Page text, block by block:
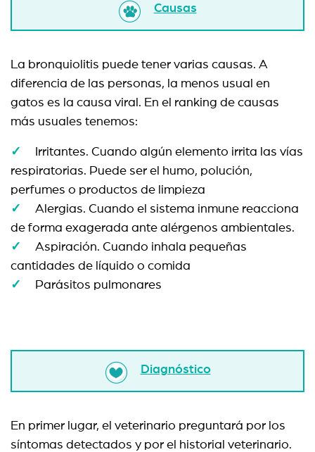
Causas
La bronquiolitis puede tener varias causas. A
diferencia de las personas, la menos usual en
gatos es la causa viral. En el ranking de causas
más usuales tenemos:
Irritantes. Cuando algún elemento irrita las vías
respiratorias. Puede ser el humo, polución,
perfumes o productos de limpieza
Alergias. Cuando el sistema inmune reacciona
de forma exagerada ante alérgenos ambientales.
Aspiración. Cuando inhala pequeñas
cantidades de líquido o comida
Parásitos pulmonares
Diagnóstico
En primer lugar, el veterinario preguntará por los
síntomas detectados y por el historial veterinario.